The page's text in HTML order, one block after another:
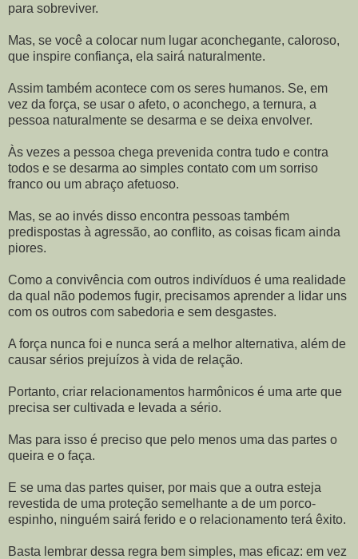
para sobreviver.
Mas, se você a colocar num lugar aconchegante, caloroso,
que inspire confiança, ela sairá naturalmente.
Assim também acontece com os seres humanos. Se, em
vez da força, se usar o afeto, o aconchego, a ternura, a
pessoa naturalmente se desarma e se deixa envolver.
Às vezes a pessoa chega prevenida contra tudo e contra
todos e se desarma ao simples contato com um sorriso
franco ou um abraço afetuoso.
Mas, se ao invés disso encontra pessoas também
predispostas à agressão, ao conflito, as coisas ficam ainda
piores.
Como a convivência com outros indivíduos é uma realidade
da qual não podemos fugir, precisamos aprender a lidar uns
com os outros com sabedoria e sem desgastes.
A força nunca foi e nunca será a melhor alternativa, além de
causar sérios prejuízos à vida de relação.
Portanto, criar relacionamentos harmônicos é uma arte que
precisa ser cultivada e levada a sério.
Mas para isso é preciso que pelo menos uma das partes o
queira e o faça.
E se uma das partes quiser, por mais que a outra esteja
revestida de uma proteção semelhante a de um porco-
espinho, ninguém sairá ferido e o relacionamento terá êxito.
Basta lembrar dessa regra bem simples, mas eficaz: em vez